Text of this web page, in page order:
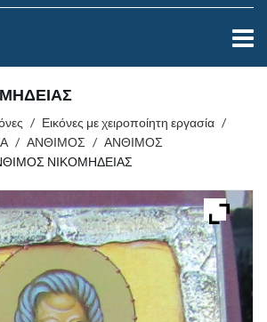
/ Εικόνες με χειροποίητη εργασία /
/ ΑΝΘΙΜΟΣ / ΑΝΘΙΜΟΣ
ΝΙΚΟΜΗΔΕΙΑΣ